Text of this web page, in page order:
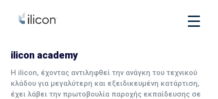
ilicon academy
Η ilicon, έχοντας αντιληφθεί την ανάγκη του τεχνικού
κλάδου για μεγαλύτερη και εξειδικευμένη κατάρτιση,
έχει λάβει την πρωτοβουλία παροχής εκπαίδευσης σε